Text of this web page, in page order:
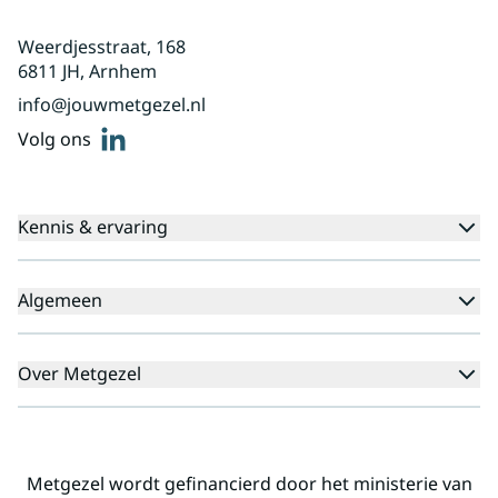
Weerdjesstraat, 168
6811 JH, Arnhem
info@jouwmetgezel.nl
Volg ons linkedin
Kennis & ervaring
Agenda
Voor cliënten
Algemeen
Aanmeldprocedure
Klachten
Over Metgezel
Landelijk
Metgezel wordt gefinancierd door het ministerie van